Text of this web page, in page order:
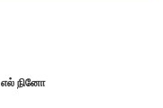
எல் நினோ